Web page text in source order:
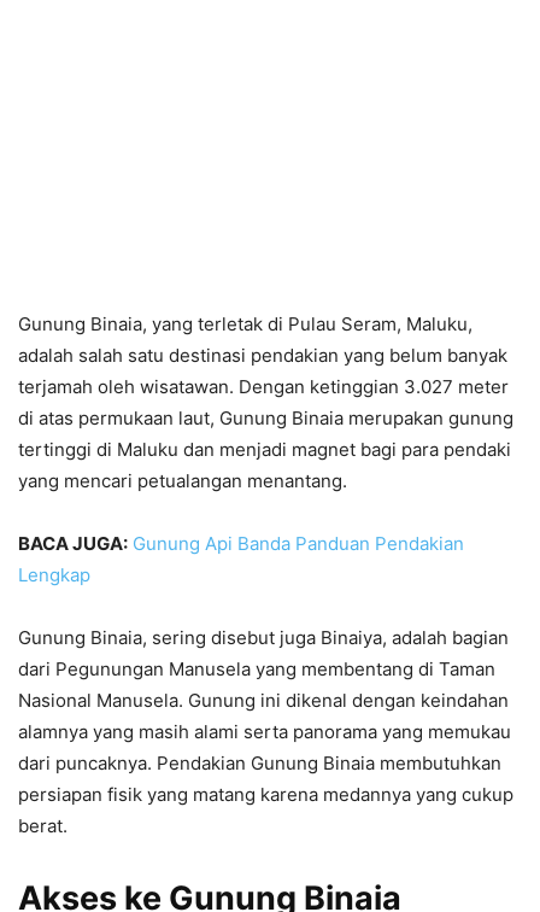
Gunung Binaia, yang terletak di Pulau Seram, Maluku,
adalah salah satu destinasi pendakian yang belum banyak
terjamah oleh wisatawan. Dengan ketinggian 3.027 meter
di atas permukaan laut, Gunung Binaia merupakan gunung
tertinggi di Maluku dan menjadi magnet bagi para pendaki
yang mencari petualangan menantang.
BACA JUGA: Gunung Api Banda Panduan Pendakian
Lengkap
Gunung Binaia, sering disebut juga Binaiya, adalah bagian
dari Pegunungan Manusela yang membentang di Taman
Nasional Manusela. Gunung ini dikenal dengan keindahan
alamnya yang masih alami serta panorama yang memukau
dari puncaknya. Pendakian Gunung Binaia membutuhkan
persiapan fisik yang matang karena medannya yang cukup
berat.
Akses ke Gunung Binaia